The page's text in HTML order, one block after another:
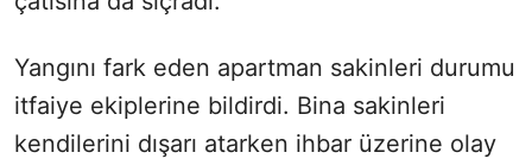
Yangını fark eden apartman sakinleri durumu
itfaiye ekiplerine bildirdi. Bina sakinleri
kendilerini dışarı atarken ihbar üzerine olay